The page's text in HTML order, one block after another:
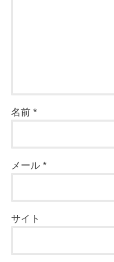
名前*
メール*
サイト